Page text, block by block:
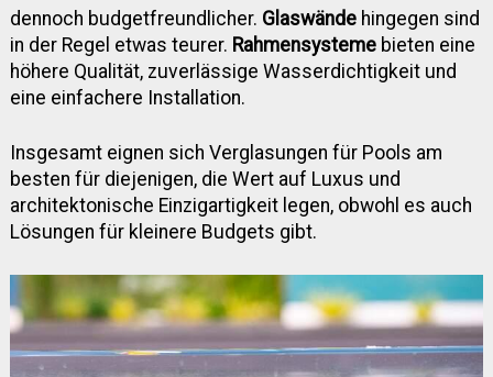
dennoch budgetfreundlicher. Glaswändehingegen sind
in der Regel etwas teurer. Rahmensystemebieten eine
höhere Qualität, zuverlässige Wasserdichtigkeit und
eine einfachere Installation.
Insgesamt eignen sich Verglasungen für Pools am
besten für diejenigen, die Wert auf Luxus und
architektonische Einzigartigkeit legen, obwohl es auch
Lösungen für kleinere Budgets gibt.